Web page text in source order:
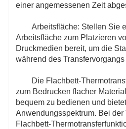
einer angemessenen Zeit
Arbeitsfläche: Stellen Sie
Arbeitsfläche zum Platzieren
Druckmedien bereit, um die
während des
Die Flachbett-
zum Bedrucken flacher
bequem zu bedienen und
Anwendungsspektrum. Bei der
Flachbett-